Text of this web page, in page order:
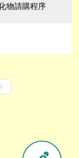
物請購程序